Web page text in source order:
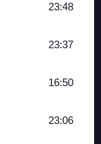
23:48
23:37
16:50
23:06